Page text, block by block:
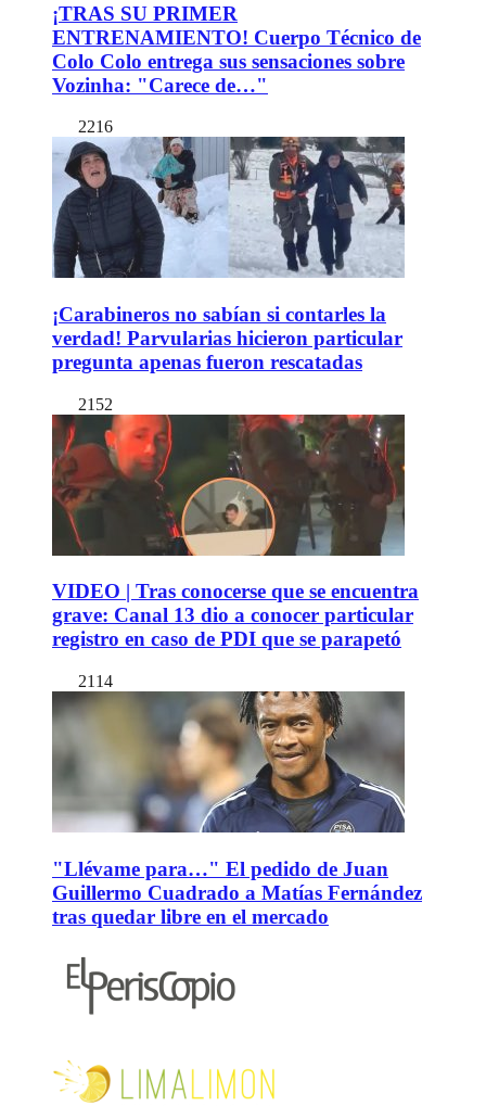
¡TRAS SU PRIMER
ENTRENAMIENTO! Cuerpo Técnico de
Colo Colo entrega sus sensaciones sobre
Vozinha: "Carece de…"
2216
¡Carabineros no sabían si contarles la
verdad! Parvularias hicieron particular
pregunta apenas fueron rescatadas
2152
VIDEO | Tras conocerse que se encuentra
grave: Canal 13 dio a conocer particular
registro en caso de PDI que se parapetó
2114
"Llévame para…" El pedido de Juan
Guillermo Cuadrado a Matías Fernández
tras quedar libre en el mercado